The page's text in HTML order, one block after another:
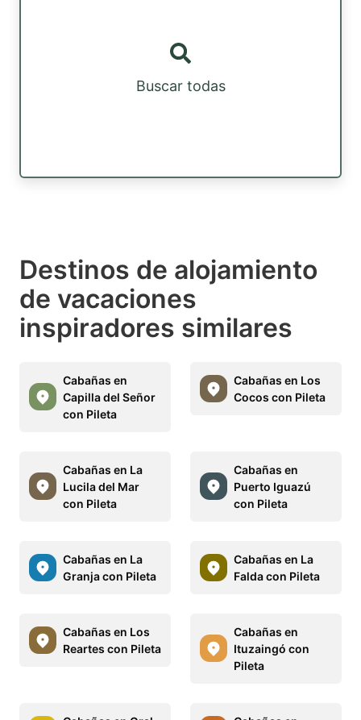
Buscar todas
Destinos de alojamiento
de vacaciones
inspiradores similares
Cabañas en
Capilla del Señor
con Pileta
Cabañas en Los
Cocos con Pileta
Cabañas en La
Lucila del Mar
con Pileta
Cabañas en
Puerto Iguazú
con Pileta
Cabañas en La
Granja con Pileta
Cabañas en La
Falda con Pileta
Cabañas en Los
Reartes con Pileta
Cabañas en
Ituzaingó con
Pileta